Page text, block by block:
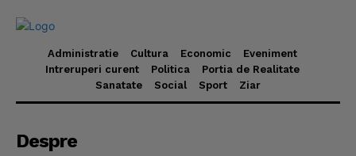
Administratie Cultura Economic
Eveniment
Intreruperi curent
Politica
Portia de Realitate
Sanatate
Social Sport Ziar
Despre